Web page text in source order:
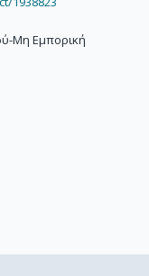
Μη Εμπορική